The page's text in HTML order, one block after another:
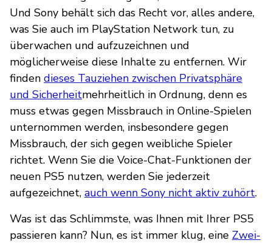
Und Sony behält sich das Recht vor, alles andere,
was Sie auch im PlayStation Network tun, zu
überwachen und aufzuzeichnen und
möglicherweise diese Inhalte zu entfernen. Wir
finden dieses Tauziehen zwischen Privatsphäre
und Sicherheitmehrheitlich in Ordnung, denn es
muss etwas gegen Missbrauch in Online-Spielen
unternommen werden, insbesondere gegen
Missbrauch, der sich gegen weibliche Spieler
richtet. Wenn Sie die Voice-Chat-Funktionen der
neuen PS5 nutzen, werden Sie jederzeit
aufgezeichnet, auch wenn Sony nicht aktiv zuhört.
Was ist das Schlimmste, was Ihnen mit Ihrer PS5
passieren kann? Nun, es ist immer klug, eine Zwei-